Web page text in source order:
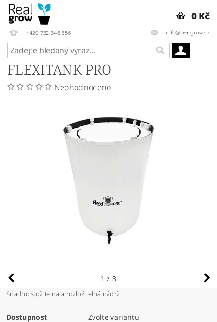
+420 732 348 356 info@realgrow.cz
0 Kč
FLEXITANK PRO
Neohodnoceno
1 z 3
Snadno složitelná a rozložitelná nádrž
Dostupnost Zvolte variantu